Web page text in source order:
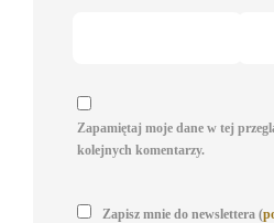
Zapamiętaj moje dane w tej
kolejnych komentarzy.
Zapisz mnie do newslettera (